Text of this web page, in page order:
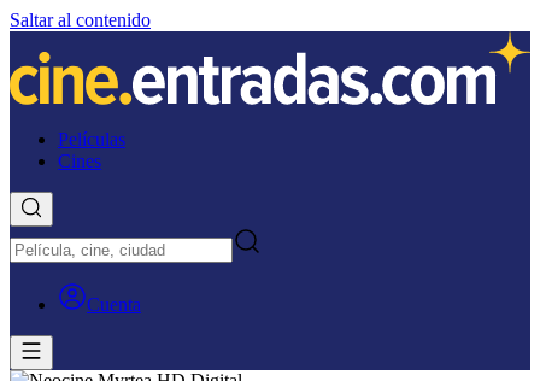
Saltar al contenido
Películas
Cines
Cuenta